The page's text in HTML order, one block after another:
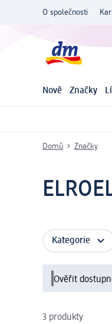
O společnosti
Nově Značky
Domů Značky
Kategorie
Ověřit
3 produkty